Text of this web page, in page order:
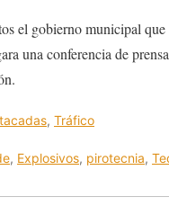
el gobierno municipal
una conferencia de
, Tráfico
, Explosivos, pirotecnia,